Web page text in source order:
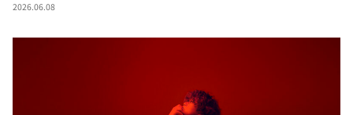
DAIGOも台所 ～きょうの献立 何にする？～
2026.06.08